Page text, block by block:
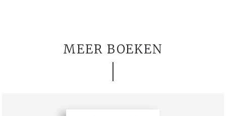
MEER BOEKEN